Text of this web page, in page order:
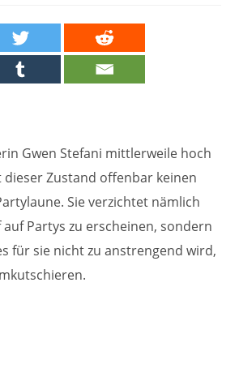
Gwen Stefani mittlerweile hoch
dieser Zustand offenbar keinen
Sie verzichtet nämlich
Partys zu erscheinen, sondern
für sie nicht zu anstrengend wird,